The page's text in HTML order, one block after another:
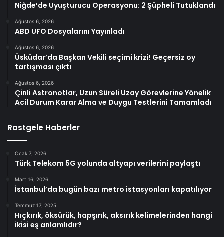
Niğde’de Uyuşturucu Operasyonu: 2 Şüpheli Tutuklandı
Ağustos 6, 2026
ABD UFO Dosyalarını Yayınladı
Ağustos 6, 2026
Üsküdar’da Başkan Vekili seçimi krizi! Geçersiz oy
tartışması çıktı
Ağustos 6, 2026
Çinli Astronotlar, Uzun Süreli Uzay Görevlerine Yönelik
Acil Durum Karar Alma ve Duygu Testlerini Tamamladı
Rastgele Haberler
Ocak 7, 2026
Türk Telekom 5G yolunda altyapı verilerini paylaştı
Mart 16, 2026
İstanbul’da bugün bazı metro istasyonları kapatılıyor
Temmuz 17, 2025
Hıçkırık, öksürük, hapşırık, aksırık kelimelerinden hangi
ikisi eş anlamlıdır?